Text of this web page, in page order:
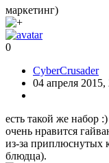
маркетинг)
0
CyberCrusader
04 апреля 2015,
есть такой же набор :)
очень нравится
из-за приплюснутых
блюдца).